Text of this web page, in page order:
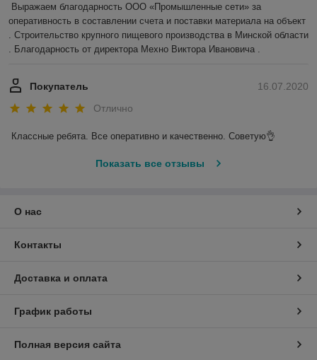
Выражаем благодарность ООО «Промышленные сети» за
оперативность в составлении счета и поставки материала на объект
. Строительство крупного пищевого производства в Минской области
. Благодарность от директора Мехно Виктора Ивановича .
16.07.2020
Покупатель
Отлично
Классные ребята. Все оперативно и качественно. Советую👌
Показать все отзывы
О нас
Контакты
Доставка и оплата
График работы
Полная версия сайта